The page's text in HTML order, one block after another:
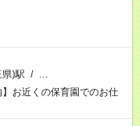
県)駅 / …
】お近くの保育園でのお仕